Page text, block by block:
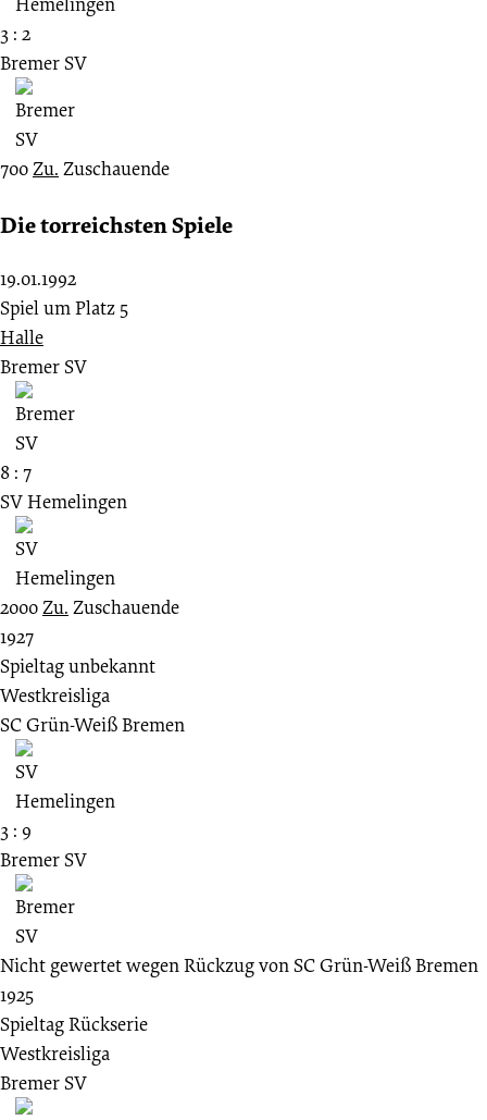
3 : 2
Bremer SV
700Zu. Zuschauende
Die torreichsten Spiele
19.01.1992
Spiel um Platz 5
Halle
Bremer SV
8 : 7
SV Hemelingen
2000 Zu. Zuschauende
1927
Spieltag unbekannt
Westkreisliga
SC Grün-Weiß Bremen
3 : 9
Bremer SV
Nicht gewertet wegen Rückzug von SC Grün-Weiß Bremen
1925
Spieltag Rückserie
Westkreisliga
Bremer SV